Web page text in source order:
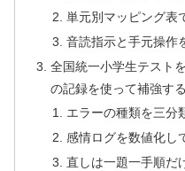
単元別マッピング表
音読指示と手元操作
全国統一小学生テスト
の記録を使って補強する
エラーの種類を三分
感情ログを数値化し
直しは一題一手順だ